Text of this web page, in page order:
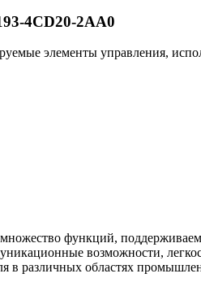
4CD20-2AA0
элементы управления,
функций,
возможности,
в различных областях